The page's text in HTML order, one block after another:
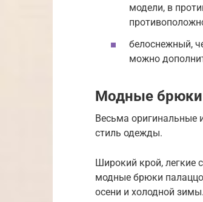
модели, в
белоснежный,
можно
Модные брюки
Весьма
стиль одежды.
Широкий крой, легкие
модные брюки палаццо
осени и холодной зимы.